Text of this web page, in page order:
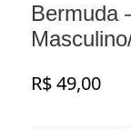
Bermuda
R$49,00